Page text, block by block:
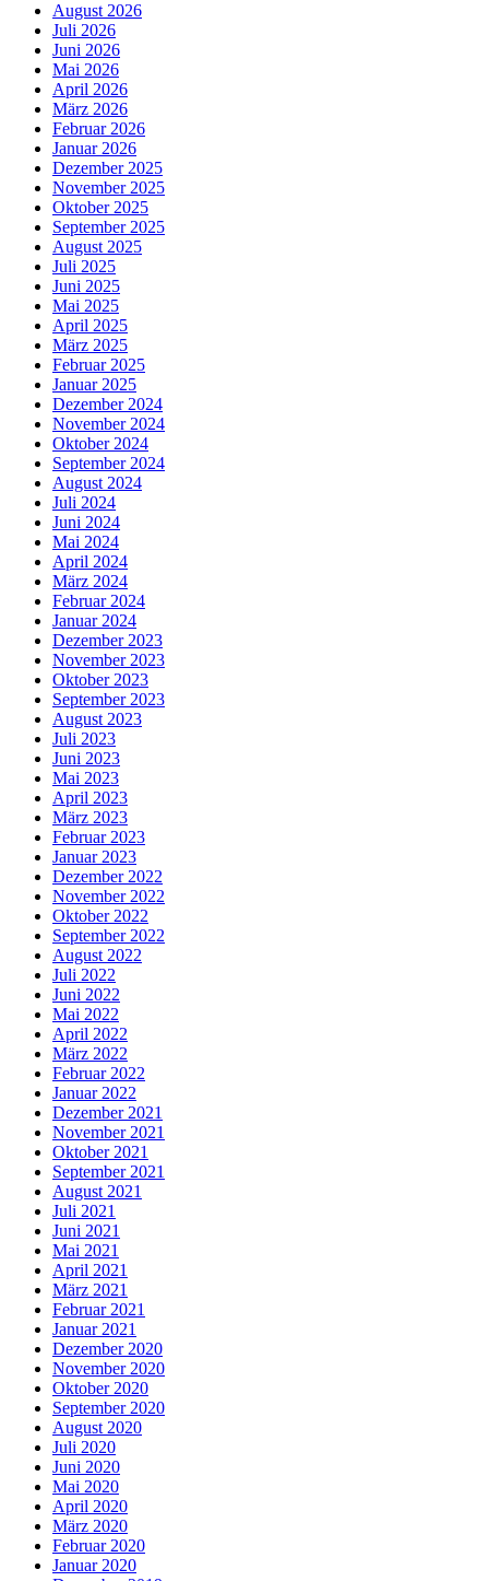
August 2026
Juli 2026
Juni 2026
Mai 2026
April 2026
März 2026
Februar 2026
Januar 2026
Dezember 2025
November 2025
Oktober 2025
September 2025
August 2025
Juli 2025
Juni 2025
Mai 2025
April 2025
März 2025
Februar 2025
Januar 2025
Dezember 2024
November 2024
Oktober 2024
September 2024
August 2024
Juli 2024
Juni 2024
Mai 2024
April 2024
März 2024
Februar 2024
Januar 2024
Dezember 2023
November 2023
Oktober 2023
September 2023
August 2023
Juli 2023
Juni 2023
Mai 2023
April 2023
März 2023
Februar 2023
Januar 2023
Dezember 2022
November 2022
Oktober 2022
September 2022
August 2022
Juli 2022
Juni 2022
Mai 2022
April 2022
März 2022
Februar 2022
Januar 2022
Dezember 2021
November 2021
Oktober 2021
September 2021
August 2021
Juli 2021
Juni 2021
Mai 2021
April 2021
März 2021
Februar 2021
Januar 2021
Dezember 2020
November 2020
Oktober 2020
September 2020
August 2020
Juli 2020
Juni 2020
Mai 2020
April 2020
März 2020
Februar 2020
Januar 2020